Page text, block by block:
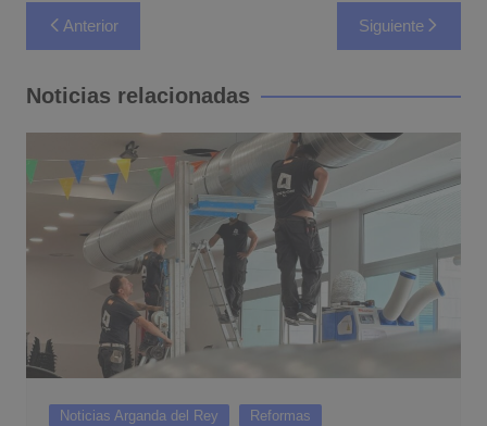
Navegación
de
entradas
Anterior Siguiente
Noticias relacionadas
Noticias Arganda del Rey Reformas